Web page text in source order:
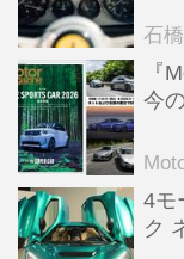
石
『
今
4モ
ク